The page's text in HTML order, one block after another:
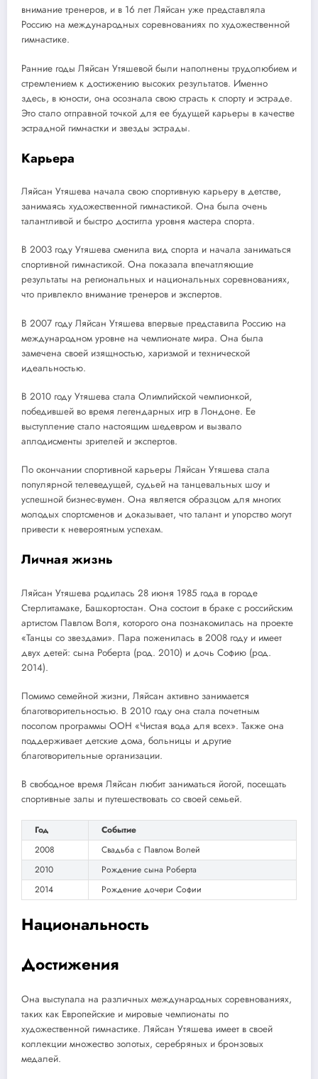
внимание тренеров, и в 16 лет Ляйсан уже представляла
Россию на международных соревнованиях по художественной
гимнастике.
Ранние годы Ляйсан Утяшевой были наполнены трудолюбием и
стремлением к достижению высоких результатов. Именно
здесь, в юности, она осознала свою страсть к спорту и эстраде.
Это стало отправной точкой для ее будущей карьеры в качестве
эстрадной гимнастки и звезды эстрады.
Карьера
Ляйсан Утяшева начала свою спортивную карьеру в детстве,
занимаясь художественной гимнастикой. Она была очень
талантливой и быстро достигла уровня мастера спорта.
В 2003 году Утяшева сменила вид спорта и начала заниматься
спортивной гимнастикой. Она показала впечатляющие
результаты на региональных и национальных соревнованиях,
что привлекло внимание тренеров и экспертов.
В 2007 году Ляйсан Утяшева впервые представила Россию на
международном уровне на чемпионате мира. Она была
замечена своей изящностью, харизмой и технической
идеальностью.
В 2010 году Утяшева стала Олимпийской чемпионкой,
победившей во время легендарных игр в Лондоне. Ее
выступление стало настоящим шедевром и вызвало
аплодисменты зрителей и экспертов.
По окончании спортивной карьеры Ляйсан Утяшева стала
популярной телеведущей, судьей на танцевальных шоу и
успешной бизнес-вумен. Она является образцом для многих
молодых спортсменов и доказывает, что талант и упорство могут
привести к невероятным успехам.
Личная жизнь
Ляйсан Утяшева родилась 28 июня 1985 года в городе
Стерлитамаке, Башкортостан. Она состоит в браке с российским
артистом Павлом Воля, которого она познакомилась на проекте
«Танцы со звездами». Пара поженилась в 2008 году и имеет
двух детей: сына Роберта (род. 2010) и дочь Софию (род.
2014).
Помимо семейной жизни, Ляйсан активно занимается
благотворительностью. В 2010 году она стала почетным
посолом программы ООН «Чистая вода для всех». Также она
поддерживает детские дома, больницы и другие
благотворительные организации.
В свободное время Ляйсан любит заниматься йогой, посещать
спортивные залы и путешествовать со своей семьей.
Год
Событие
2008
Свадьба с Павлом Волей
2010
Рождение сына Роберта
2014
Рождение дочери Софии
Национальность
Достижения
Она выступала на различных международных соревнованиях,
таких как Европейские и мировые чемпионаты по
художественной гимнастике. Ляйсан Утяшева имеет в своей
коллекции множество золотых, серебряных и бронзовых
медалей.